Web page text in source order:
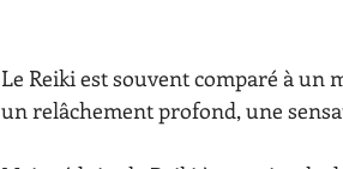
Le Reiki est souvent comparé à un
un relâchement profond, une